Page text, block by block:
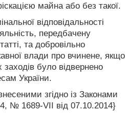
майна або без такої.
відповідальності
передбачену
та добровільно
влади про вчинене, якщо
заходів було відвернено
України.
згідно із Законами
№ 1689-VII від 07.10.2014}